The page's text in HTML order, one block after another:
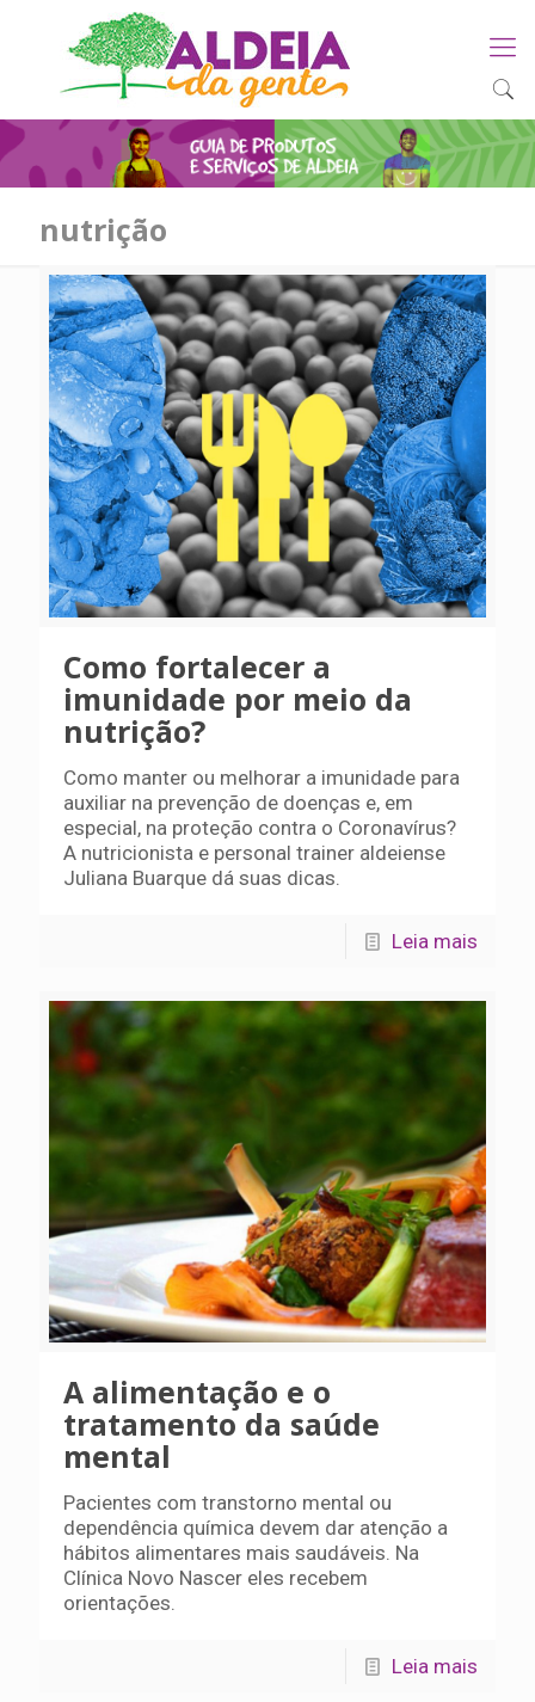
nutrição
Como fortalecer a
imunidade por meio da
nutrição?
Como manter ou melhorar a imunidade para
auxiliar na prevenção de doenças e, em
especial, na proteção contra o Coronavírus?
A nutricionista e personal trainer aldeiense
Juliana Buarque dá suas dicas.
Leia mais
A alimentação e o
tratamento da saúde
mental
Pacientes com transtorno mental ou
dependência química devem dar atenção a
hábitos alimentares mais saudáveis. Na
Clínica Novo Nascer eles recebem
orientações.
Leia mais